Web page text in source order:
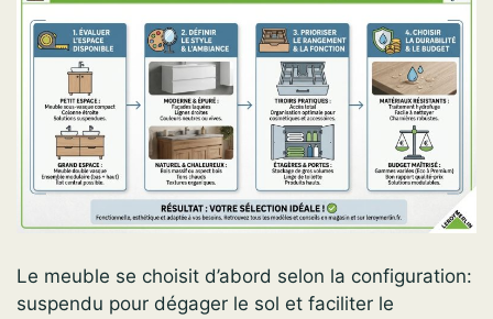
Le meuble se choisit d’abord selon la configuration:
suspendu pour dégager le sol et faciliter le